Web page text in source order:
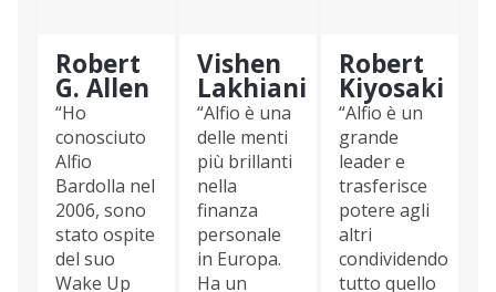
Robert
G. Allen
“Ho
conosciuto
Alfio
Bardolla nel
2006, sono
stato ospite
del suo
Wake Up
Vishen
Lakhiani
“Alfio è una
delle menti
più brillanti
nella
finanza
personale
in Europa.
Ha un
Robert
Kiyosaki
“Alfio è un
grande
leader e
trasferisce
potere agli
altri
condividendo
tutto quello